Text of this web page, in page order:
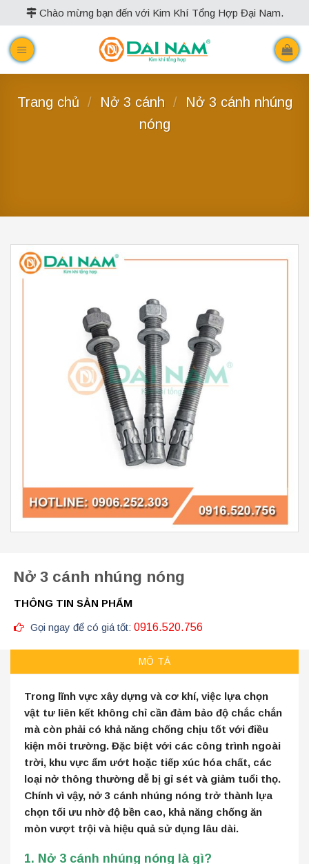
to
content
Chào mừng bạn đến với Kim Khí Tổng Hợp Đại Nam.
Trang chủ / Nở 3 cánh /
Nở 3 cánh nhúng
nóng
Nở 3 cánh nhúng nóng
THÔNG TIN SẢN PHẨM
Gọi ngay để có giá tốt: 0916.520.756
MÔ TẢ
Trong lĩnh vực xây dựng và cơ khí, việc lựa chọn
vật tư liên kết không chỉ cần đảm bảo độ chắc chắn
mà còn phải có khả năng chống chịu tốt với điều
kiện môi trường. Đặc biệt với các công trình ngoài
trời, khu vực ẩm ướt hoặc tiếp xúc hóa chất, các
loại nở thông thường dễ bị gỉ sét và giảm tuổi thọ.
Chính vì vậy, nở 3 cánh nhúng nóng trở thành lựa
chọn tối ưu nhờ độ bền cao, khả năng chống ăn
mòn vượt trội và hiệu quả sử dụng lâu dài.
1. Nở 3 cánh nhúng nóng là gì?